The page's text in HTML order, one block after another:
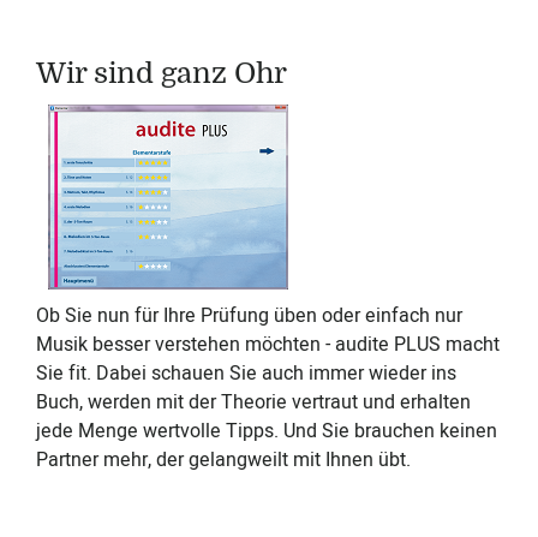
Wir sind ganz Ohr
Ob Sie nun für Ihre Prüfung üben oder einfach nur
Musik besser verstehen möchten - audite PLUS macht
Sie fit. Dabei schauen Sie auch immer wieder ins
Buch, werden mit der Theorie vertraut und erhalten
jede Menge wertvolle Tipps. Und Sie brauchen keinen
Partner mehr, der gelangweilt mit Ihnen übt.